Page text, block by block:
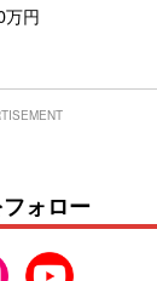
万円
ォロー